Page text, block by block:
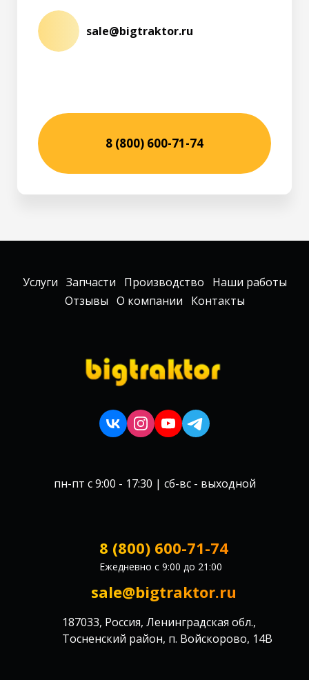
sale@bigtraktor.ru
8 (800) 600-71-74
Услуги Запчасти Производство
Наши работы
Отзывы О компании Контакты
пн-пт с 9:00 - 17:30 | сб-вс - выходной
8 (800) 600-71-74
Ежедневно с 9:00 до 21:00
sale@bigtraktor.ru
187033, Россия, Ленинградская обл.,
Тосненский район, п. Войскорово, 14В